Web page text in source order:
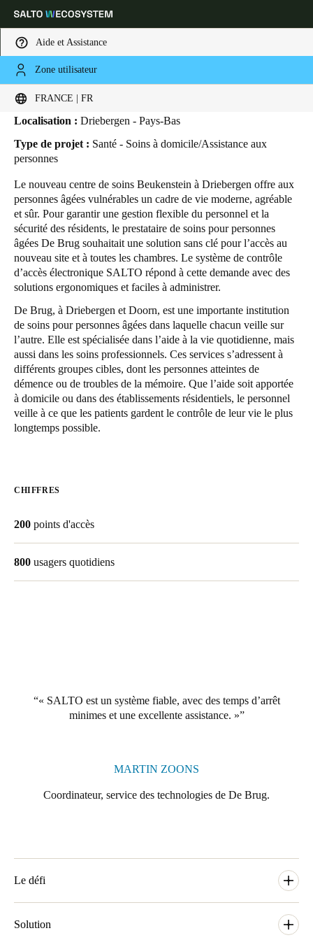
Aide et Assistance
Zone utilisateur
FRANCE | FR
Sélectionnez vos paramètres de localisation et de langue
Europe
Germany
Deutsch
Switzerland
DeutschFrançaisItaliano
United Kingdom
English
Ireland
English
France
Netherlands
Français
Nederlands English
Denmark
Danskere
HOME SECTEURS
De Brug
Localisation : Driebergen - Pays-Bas
Type de projet : Santé - Soins à domicile/Assistance aux
personnes
Le nouveau centre de soins Beukenstein à Driebergen offre aux
personnes âgées vulnérables un cadre de vie moderne, agréable
et sûr. Pour garantir une gestion flexible du personnel et la
sécurité des résidents, le prestataire de soins pour personnes
âgées De Brug souhaitait une solution sans clé pour l’accès au
nouveau site et à toutes les chambres. Le système de contrôle
d’accès électronique SALTO répond à cette demande avec des
solutions ergonomiques et faciles à administrer.
De Brug, à Driebergen et Doorn, est une importante institution
de soins pour personnes âgées dans laquelle chacun veille sur
l’autre. Elle est spécialisée dans l’aide à la vie quotidienne, mais
aussi dans les soins professionnels. Ces services s’adressent à
différents groupes cibles, dont les personnes atteintes de
démence ou de troubles de la mémoire. Que l’aide soit apportée
à domicile ou dans des établissements résidentiels, le personnel
veille à ce que les patients gardent le contrôle de leur vie le plus
longtemps possible.
CHIFFRES
200 points d'accès
800 usagers quotidiens
« SALTO est un système fiable, avec des temps d’arrêt
minimes et une excellente assistance. »
MARTIN ZOONS
Coordinateur, service des technologies de De Brug.
Le défi
nouveau site créé par le prestataire de soins pour personnes
Solution